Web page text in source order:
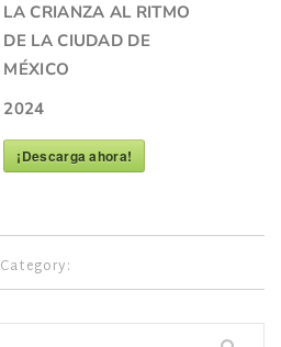
LA CRIANZA AL RITMO
DE LA CIUDAD DE
MÉXICO
2024
¡Descarga ahora!
Category: